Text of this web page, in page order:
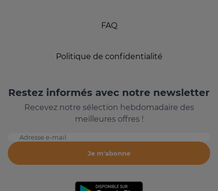
FAQ
Politique de confidentialité
Restez informés avec notre newsletter
Recevez notre sélection hebdomadaire des
meilleures offres !
Adresse e-mail
Je m'abonne